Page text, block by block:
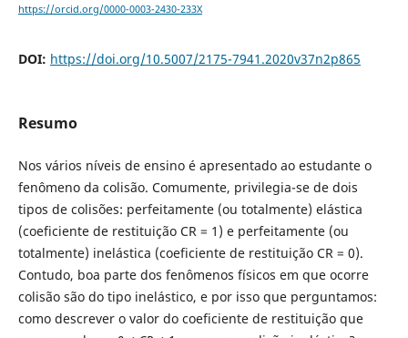
https://orcid.org/0000-0003-2430-233X
DOI: https://doi.org/10.5007/2175-7941.2020v37n2p865
Resumo
Nos vários níveis de ensino é apresentado ao estudante o
fenômeno da colisão. Comumente, privilegia-se de dois
tipos de colisões: perfeitamente (ou totalmente) elástica
(coeficiente de restituição CR = 1) e perfeitamente (ou
totalmente) inelástica (coeficiente de restituição CR = 0).
Contudo, boa parte dos fenômenos físicos em que ocorre
colisão são do tipo inelástico, e por isso que perguntamos:
como descrever o valor do coeficiente de restituição que